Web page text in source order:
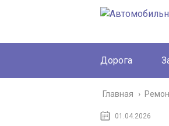
Дорога
Главная ›
01.04.2026